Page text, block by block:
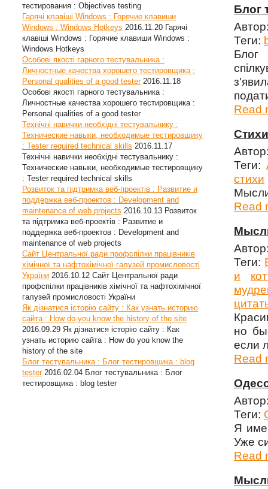
тестирования : Objectives testing
Гарячі клавіші Windows : Горячие клавиши
Windows : Windows Hotkeys 2016.11.20 Гарячі
клавіші Windows : Горячие клавиши Windows :
Windows Hotkeys
Особові якості гарного тестувальника :
Личностные качества хорошего тестировщика :
Personal qualities of a good tester 2016.11.18
Особові якості гарного тестувальника :
Личностные качества хорошего тестировщика :
Personal qualities of a good tester
Технічні навички необхідні тестувальнику :
Технические навыки, необходимые тестировщику
: Tester required technical skills 2016.11.17
Технічні навички необхідні тестувальнику :
Технические навыки, необходимые тестировщику
: Tester required technical skills
Розвиток та підтримка веб-проектів : Развитие и
поддержка веб-проектов : Development and
maintenance of web projects 2016.10.13 Розвиток
та підтримка веб-проектів : Развитие и
поддержка веб-проектов : Development and
maintenance of web projects
Сайт Центральної ради профспілки працівників
хімічної та нафтохімічної галузей промисловості
України 2016.10.12 Сайт Центральної ради
профспілки працівників хімічної та нафтохімічної
галузей промисловості України
Як дізнатися історію сайту : Как узнать историю
сайта : How do you know the history of the site
2016.09.29 Як дізнатися історію сайту : Как
узнать историю сайта : How do you know the
history of the site
Блог тестувальника : Блог тестировщика : blog
tester 2016.02.04 Блог тестувальника : Блог
тестировщика : blog tester
Блог
Теги:
Блог
Read
Теги:
стихи
Read
Теги:
и
но
если
Read
Теги:
Я
Уже
Read